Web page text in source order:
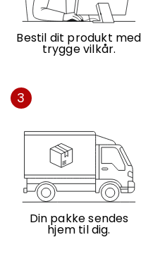
Bestil dit produkt med
trygge vilkår.
3
Din pakke sendes
hjem til dig.